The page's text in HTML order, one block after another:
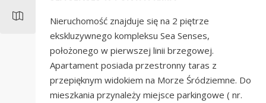
Nieruchomość znajduje się na 2 piętrze
ekskluzywnego kompleksu Sea Senses,
położonego w pierwszej linii brzegowej.
Apartament posiada przestronny taras z
przepięknym widokiem na Morze Śródziemne. Do
mieszkania przynależy miejsce parkingowe ( nr.